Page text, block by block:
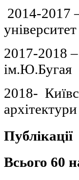
2014-2017
університет
2017-2018
ім.Ю.Бугая
2018-
архітектури
Публікації
Всього 60